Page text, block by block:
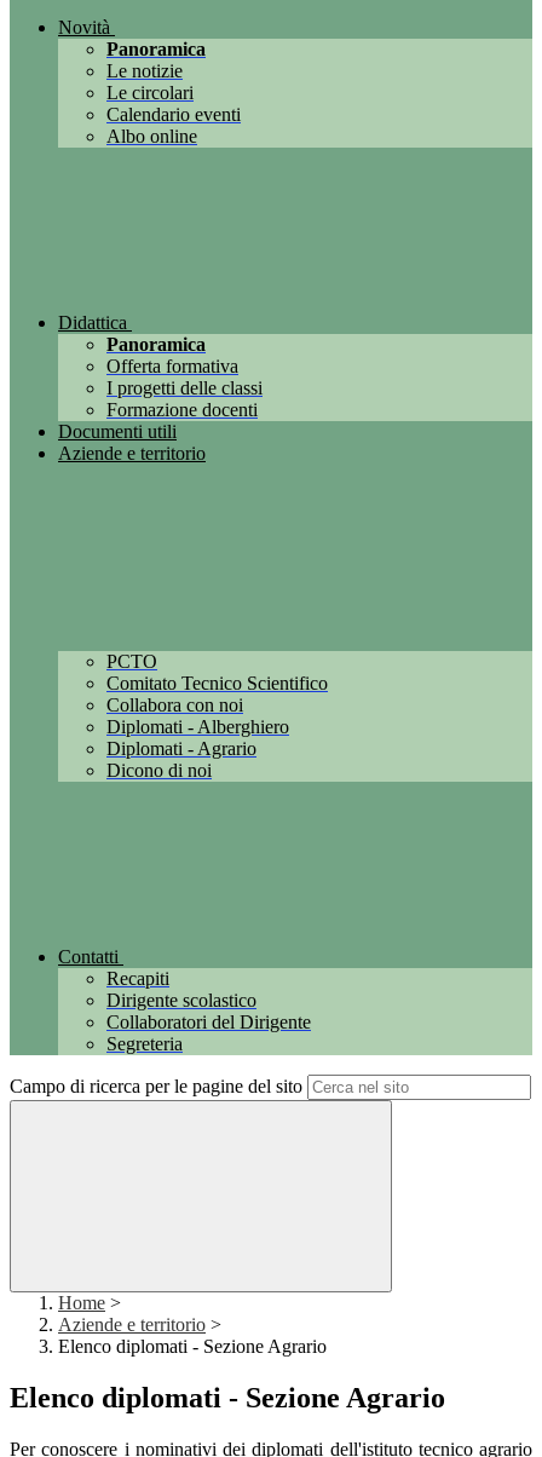
Novità
Panoramica
Le notizie
Le circolari
Calendario eventi
Albo online
Didattica
Panoramica
Offerta formativa
I progetti delle classi
Formazione docenti
Documenti utili
Aziende e territorio
PCTO
Comitato Tecnico Scientifico
Collabora con noi
Diplomati - Alberghiero
Diplomati - Agrario
Dicono di noi
Contatti
Recapiti
Dirigente scolastico
Collaboratori del Dirigente
Segreteria
Campo di ricerca per le pagine del sito
Home >
Aziende e territorio >
Elenco diplomati - Sezione Agrario
Elenco diplomati - Sezione Agrario
Per conoscere i nominativi dei diplomati dell'istituto tecnico agrario